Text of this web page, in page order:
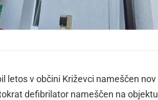
letos v občini Križevci nameščen nov
defibrilator nameščen na objektu